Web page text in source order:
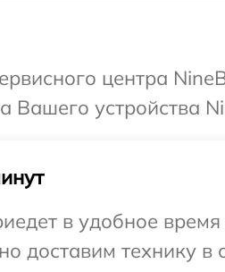
центра
Вашего устройства
в удобное
доставим технику в